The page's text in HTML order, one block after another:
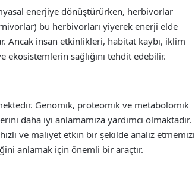
enerjiye dönüştürürken, herbivorlar
bu herbivorları yiyerek enerji elde
Ancak insan etkinlikleri, habitat kaybı, iklim
sağlığını tehdit edebilir.
Genomik, proteomik ve metabolomik
daha iyi anlamamıza yardımcı olmaktadır.
ve maliyet etkin bir şekilde analiz etmemizi
anlamak için önemli bir araçtır.